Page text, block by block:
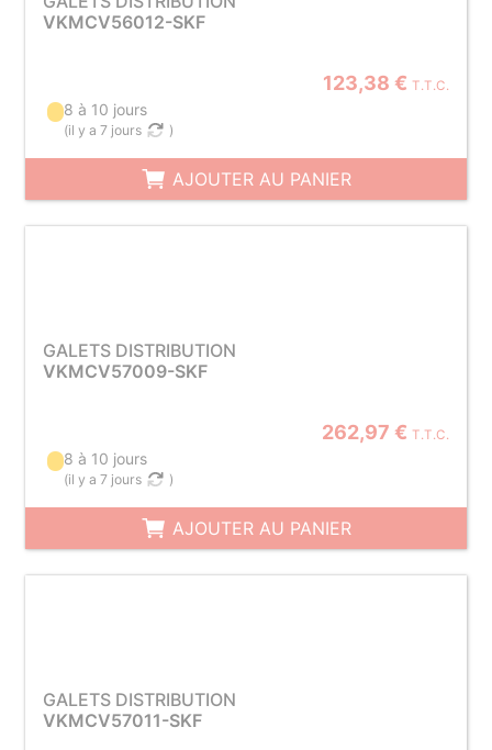
VKMCV56012-SKF
123,38 € T.T.C.
8 à 10 jours
(il y a 7 jours )
AJOUTER AU PANIER
GALETS DISTRIBUTION
VKMCV57009-SKF
262,97 € T.T.C.
8 à 10 jours
(il y a 7 jours )
AJOUTER AU PANIER
GALETS DISTRIBUTION
VKMCV57011-SKF